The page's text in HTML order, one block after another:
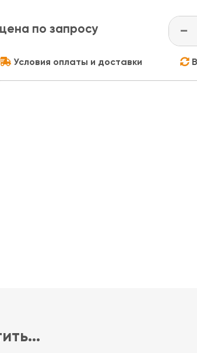
цена по запросу -
Условия оплаты и доставки